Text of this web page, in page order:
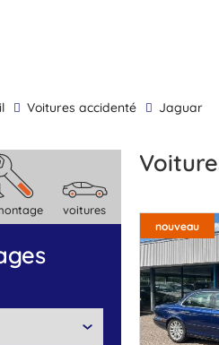
Voitures accidenté Jaguar
voitures
nouveau